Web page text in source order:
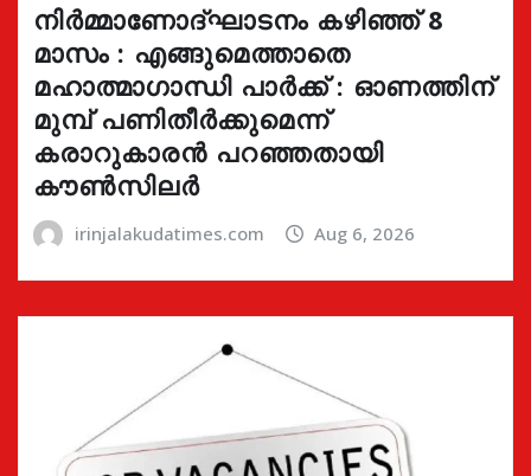
നിർമ്മാണോദ്ഘാടനം കഴിഞ്ഞ് 8
മാസം : എങ്ങുമെത്താതെ
മഹാത്മാഗാന്ധി പാർക്ക് : ഓണത്തിന്
മുമ്പ് പണിതീർക്കുമെന്ന്
കരാറുകാരൻ പറഞ്ഞതായി
കൗൺസിലർ
irinjalakudatimes.com Aug 6, 2026